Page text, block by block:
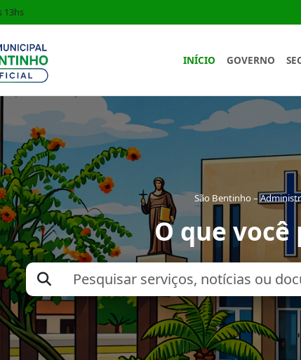
13hs
INÍCIO GOVERNO
São Bentinho –
O que você